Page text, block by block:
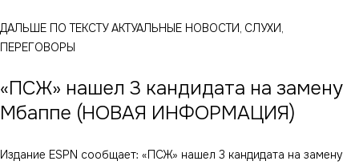
ДАЛЬШЕ ПО ТЕКСТУ АКТУАЛЬНЫЕ НОВОСТИ, СЛУХИ,
ПЕРЕГОВОРЫ
«ПСЖ» нашел 3 кандидата на замену
Мбаппе (НОВАЯ ИНФОРМАЦИЯ)
Издание ESPN сообщает: «ПСЖ» нашел 3 кандидата на замену